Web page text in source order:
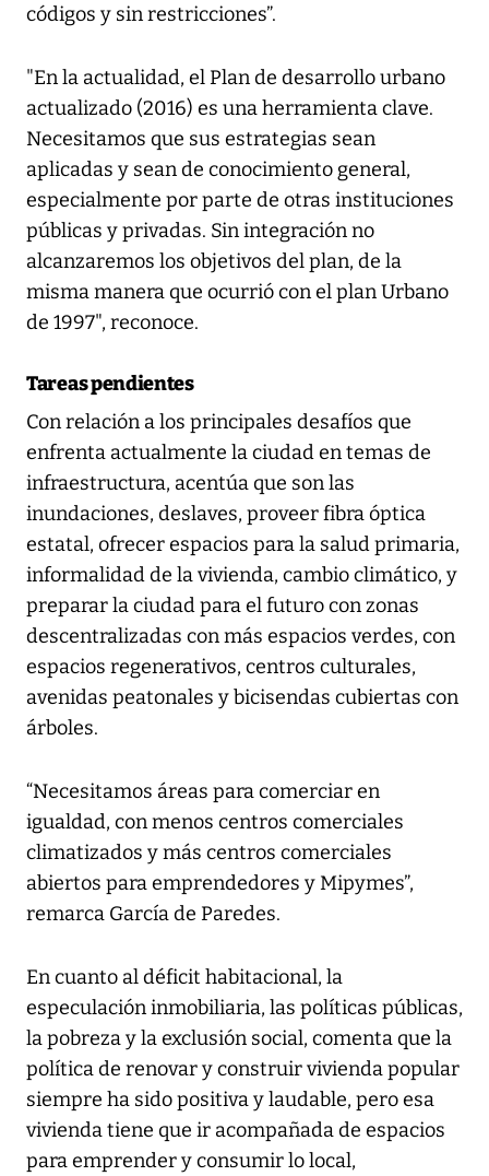
códigos y sin restricciones”.
"En la actualidad, el Plan de desarrollo urbano
actualizado (2016) es una herramienta clave.
Necesitamos que sus estrategias sean
aplicadas y sean de conocimiento general,
especialmente por parte de otras instituciones
públicas y privadas. Sin integración no
alcanzaremos los objetivos del plan, de la
misma manera que ocurrió con el plan Urbano
de 1997", reconoce.
Tareas pendientes
Con relación a los principales desafíos que
enfrenta actualmente la ciudad en temas de
infraestructura, acentúa que son las
inundaciones, deslaves, proveer fibra óptica
estatal, ofrecer espacios para la salud primaria,
informalidad de la vivienda, cambio climático, y
preparar la ciudad para el futuro con zonas
descentralizadas con más espacios verdes, con
espacios regenerativos, centros culturales,
avenidas peatonales y bicisendas cubiertas con
árboles.
“Necesitamos áreas para comerciar en
igualdad, con menos centros comerciales
climatizados y más centros comerciales
abiertos para emprendedores y Mipymes”,
remarca García de Paredes.
En cuanto al déficit habitacional, la
especulación inmobiliaria, las políticas públicas,
la pobreza y la exclusión social, comenta que la
política de renovar y construir vivienda popular
siempre ha sido positiva y laudable, pero esa
vivienda tiene que ir acompañada de espacios
para emprender y consumir lo local,